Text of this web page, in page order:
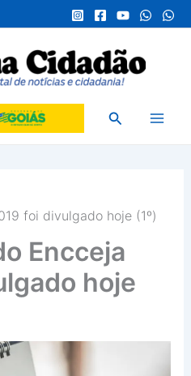
Pesquisar
foi divulgado hoje (1º)
Encceja
hoje